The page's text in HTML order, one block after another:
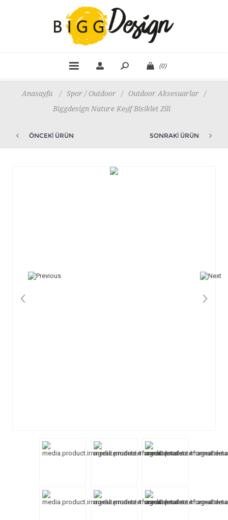
(0)
Anasayfa / Spor / Outdoor / Outdoor Aksesuarlar
/
Biggdesign Nature Keşif Bisiklet Zili
ÖNCEKI ÜRÜN SONRAKI ÜRÜN